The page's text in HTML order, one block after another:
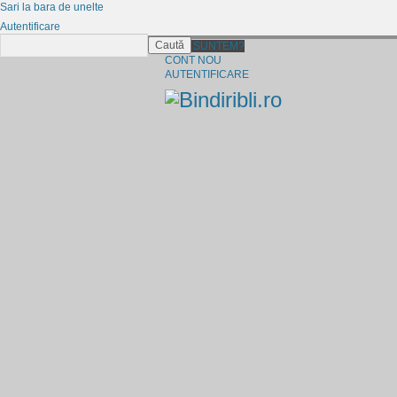
CINE SUNTEM?
CONT NOU
AUTENTIFICARE
Sari la bara de unelte
Autentificare
Caută